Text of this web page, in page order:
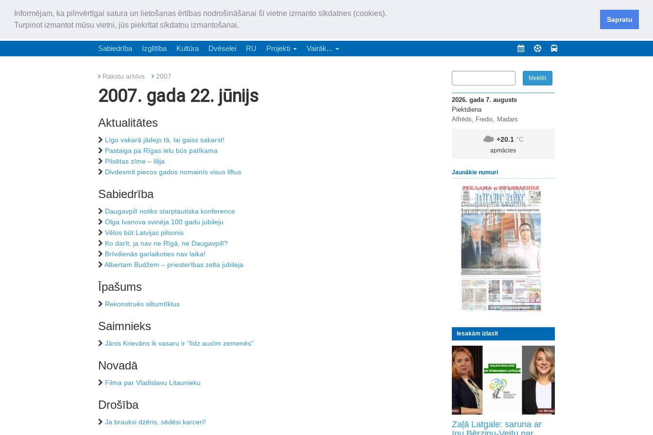
Informējam, ka pilnvērtīgai satura un lietošanas ērtības nodrošināšanai šī vietne izmanto sīkdatnes (cookies).
Turpinot izmantot mūsu vietni, jūs piekrītat sīkdatņu izmantošanai.
Sapratu
„Latgales Laiks” latviešu valodā aptver Daugavpils valstspilsētu, Augšdaugavas novadu un apkārtējos novadus un pilsētas.
Sabiedrība Izglītība Kultūra Dvēselei RU Projekti Vairāk...
Rakstu arhīvs 2007
2007. gada 22. jūnijs
Aktualitātes
Līgo vakarā jādejo tā, lai gaiss sakarst!
Pastaiga pa Rīgas ielu būs patīkama
Pilsētas zīme – lilija
Divdesmit piecos gados nomainīs visus liftus
Sabiedrība
Daugavpilī notiks starptautiska konference
Olga Ivanova svinēja 100 gadu jubileju
Vēlos būt Latvijas pilsonis
Ko darīt, ja nav ne Rīgā, ne Daugavpilī?
Brīvdienās garlaikoties nav laika!
Albertam Budžem – priesterības zelta jubileja
Īpašums
Rekonstruēs siltumtīklus
Saimnieks
Jānis Krievāns ik vasaru ir “līdz ausīm zemenēs”
Novadā
Filma par Vladislavu Litaunieku
Drošība
Ja brauksi dzēris, sēdēsi karcerī!
2026. gada 7. augusts
Piektdiena
Alfrēds, Fredis, Madars
+20.1 °C
apmācies
Jaunākie numuri
Iesakām izlasīt
Zaļā Latgale: saruna ar